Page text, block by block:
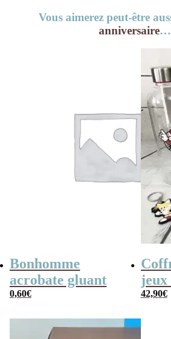
Vous aimerez peut-être
anniversaire…
Bonhomme
acrobate gluant
0,60€
jeux
42,90€